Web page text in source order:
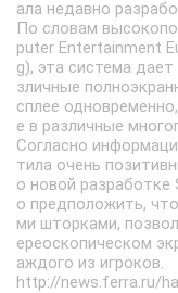
ала недавно
По словам
puter Entertainment
g), эта система
зличные
сплее
е в различные
Согласно
тила очень
о новой
о предположить,
ми шторками,
ереоскопическом
аждого из игроков.
http://news.ferra.ru/